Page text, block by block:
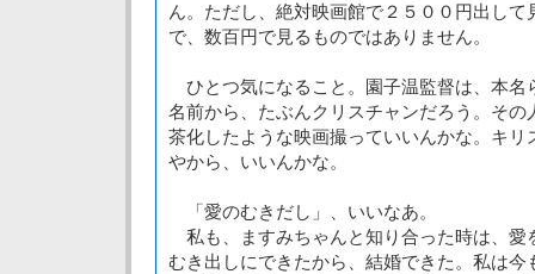
ん。ただし、絶対映画館で２５００円出し
で、数百円で見るものではありません。
ひとつ気になること。園子温監督は、本名
名前から、たぶんクリスチャンだろう。その
茶化したような映画撮っていいんかな。キリ
やから、いいんかな。
「愛のむきだし」、いいなあ。
私も、ますみちゃんと知り合った時は、愛
むき出しにできたから、結婚できた。私は今